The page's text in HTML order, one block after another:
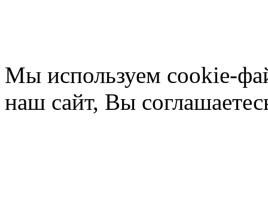
Мы используем cookie-
наш сайт, Вы